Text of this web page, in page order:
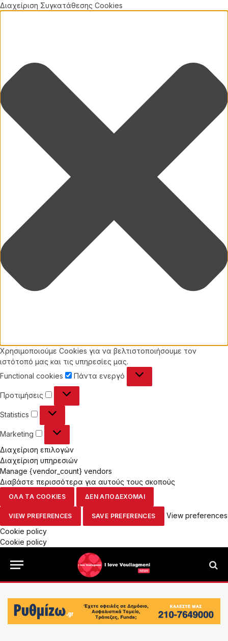
Διαχείριση Συγκατάθεσης Cookies
Χρησιμοποιούμε Cookies για να βελτιστοποιήσουμε τον
ιστότοπό μας και τις υπηρεσίες μας.
Functional cookies
Functional
Πάντα ενεργό
Προτιμήσεις Προτιμήσεις
Statistics Statistics
Marketing Marketing
Διαχείριση επιλογών
Διαχείριση υπηρεσιών
Manage {vendor_count} vendors
Διαβάστε περισσότερα για αυτούς τους σκοπούς
ΟΛΑ ΤΑ COOKIES ΔΕΝ ΑΠΟΔΕΧΟΜΑΙ
VIEW PREFERENCES SAVE PREFERENCES
View preferences
Cookie policy
Cookie policy